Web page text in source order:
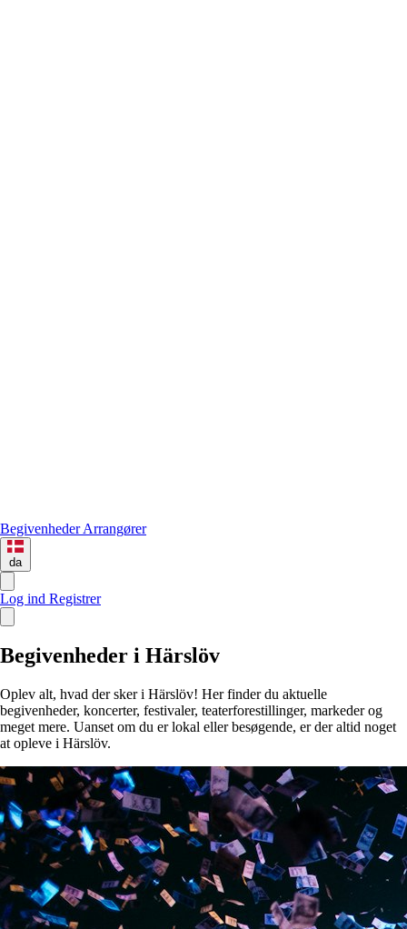
BegivenhederArrangører
da
Log ind Registrer
Begivenheder i Härslöv
Oplev alt, hvad der sker i Härslöv! Her finder du aktuelle
begivenheder, koncerter, festivaler, teaterforestillinger, markeder og
meget mere. Uanset om du er lokal eller besøgende, er der altid noget
at opleve i Härslöv.